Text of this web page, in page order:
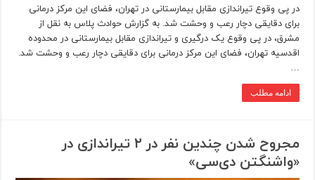
در پی وقوع تیراندازی مقابل بیمارستانی در تهران، فضای این مرکز درمانی
برای دقایقی دچار رعب و وحشت شد. به گزارش حوادث پلاس به نقل از
مشرق، در پی وقوع یک درگیری و تیراندازی مقابل بیمارستانی در محدوده
اقدسیه تهران، فضای این مرکز درمانی برای دقایقی دچار رعب و وحشت شد.
…
ادامه مطلب
مجروح شدن چندین نفر در ۲ تیراندازی در
«واشنگتن دی‌سی»